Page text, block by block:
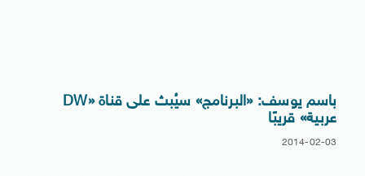
باسم يوسف: «البرنامج» سيُبث على قناة «DW
عربية» قريبًا
2014-02-03